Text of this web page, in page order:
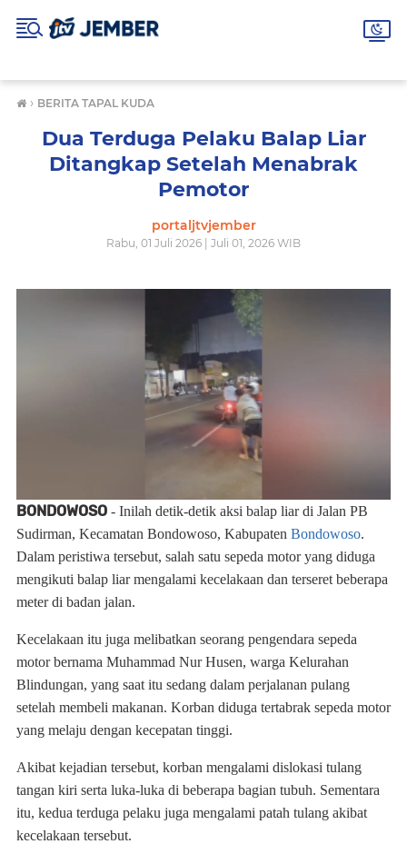
› BERITA TAPAL KUDA
Dua Terduga Pelaku Balap Liar
Ditangkap Setelah Menabrak
Pemotor
portaljtvjember
Rabu, 01 Juli 2026 | Juli 01, 2026 WIB
BONDOWOSO - Inilah detik-detik aksi balap liar di Jalan PB
Sudirman, Kecamatan Bondowoso, Kabupaten Bondowoso.
Dalam peristiwa tersebut, salah satu sepeda motor yang diduga
mengikuti balap liar mengalami kecelakaan dan terseret beberapa
meter di badan jalan.
Kecelakaan itu juga melibatkan seorang pengendara sepeda
motor bernama Muhammad Nur Husen, warga Kelurahan
Blindungan, yang saat itu sedang dalam perjalanan pulang
setelah membeli makanan. Korban diduga tertabrak sepeda motor
yang melaju dengan kecepatan tinggi.
Akibat kejadian tersebut, korban mengalami dislokasi tulang
tangan kiri serta luka-luka di beberapa bagian tubuh. Sementara
itu, kedua terduga pelaku juga mengalami patah tulang akibat
kecelakaan tersebut.